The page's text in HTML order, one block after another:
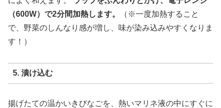
（600W）で2分間加熱します。
（※一度加熱すること
で、野菜のしんなり感が増し、味が染み込みやすくなりま
す！）
5. 漬け込む
揚げたての温かいきびなごを、熱いマリネ液の中にすぐに